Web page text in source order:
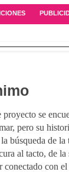
proyecto se
pero su
búsqueda de la
al tacto, de la
conectado con